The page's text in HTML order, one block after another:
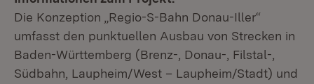
Die Konzeption „Regio-S-Bahn Donau-Iller“
umfasst den punktuellen Ausbau von Strecken in
Baden-Württemberg (Brenz-, Donau-, Filstal-,
Südbahn, Laupheim/West – Laupheim/Stadt) und